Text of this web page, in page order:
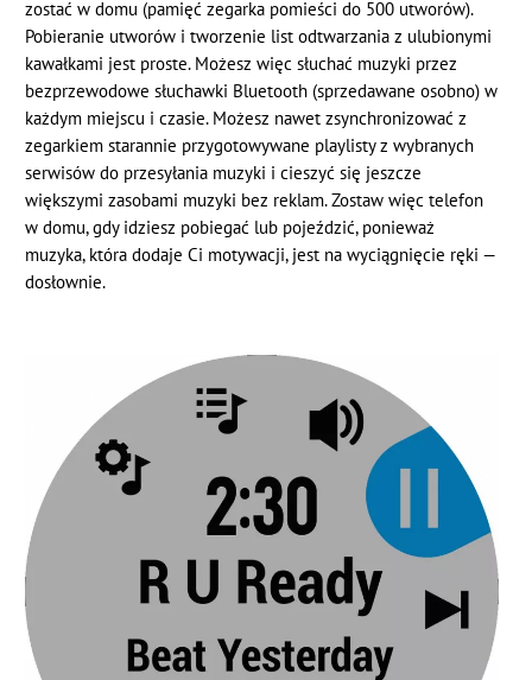
zostać w domu (pamięć zegarka pomieści do 500 utworów).
Pobieranie utworów i tworzenie list odtwarzania z ulubionymi
kawałkami jest proste. Możesz więc słuchać muzyki przez
bezprzewodowe słuchawki Bluetooth (sprzedawane osobno) w
każdym miejscu i czasie. Możesz nawet zsynchronizować z
zegarkiem starannie przygotowywane playlisty z wybranych
serwisów do przesyłania muzyki i cieszyć się jeszcze
większymi zasobami muzyki bez reklam. Zostaw więc telefon
w domu, gdy idziesz pobiegać lub pojeździć, ponieważ
muzyka, która dodaje Ci motywacji, jest na wyciągnięcie ręki —
dosłownie.